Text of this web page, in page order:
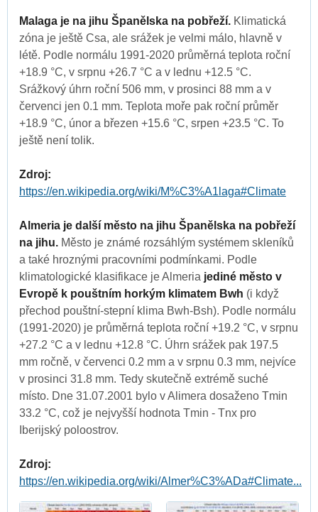
Malaga je na jihu Španělska na pobřeží. Klimatická
zóna je ještě Csa, ale srážek je velmi málo, hlavně v
létě. Podle normálu 1991-2020 průměrná teplota roční
+18.9 °C, v srpnu +26.7 °C a v lednu +12.5 °C.
Srážkový úhrn roční 506 mm, v prosinci 88 mm a v
červenci jen 0.1 mm. Teplota moře pak roční průměr
+18.9 °C, únor a březen +15.6 °C, srpen +23.5 °C. To
ještě není tolik.
Zdroj:
https://en.wikipedia.org/wiki/M%C3%A1laga#Climate
Almeria je další město na jihu Španělska na pobřeží
na jihu. Město je známé rozsáhlým systémem skleníků
a také hroznými pracovními podmínkami. Podle
klimatologické klasifikace je Almeria jediné město v
Evropě k pouštním horkým klimatem Bwh (i když
přechod pouštní-stepní klima Bwh-Bsh). Podle normálu
(1991-2020) je průměrná teplota roční +19.2 °C, v srpnu
+27.2 °C a v lednu +12.8 °C. Úhrn srážek pak 197.5
mm ročně, v červenci 0.2 mm a v srpnu 0.3 mm, nejvíce
v prosinci 31.8 mm. Tedy skutečně extrémě suché
místo. Dne 31.07.2001 bylo v Alimera dosaženo Tmin
33.2 °C, což je nejvyšší hodnota Tmin - Tnx pro
Iberijský poloostrov.
Zdroj:
https://en.wikipedia.org/wiki/Almer%C3%ADa#Climate...